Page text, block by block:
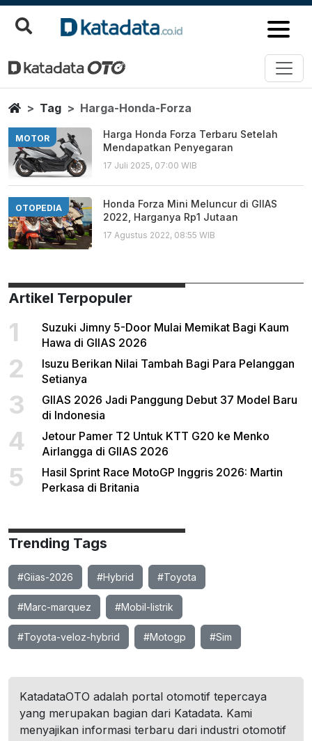
Harga Honda Forza
Berita Terbaru
HomeTag Harga-Honda-Forza
MOTOR
Harga Honda Forza Terbaru Setelah
Mendapatkan Penyegaran
17 Juli 2025, 07:00 WIB
OTOPEDIA
Honda Forza Mini Meluncur di GIIAS
2022, Harganya Rp1 Jutaan
17 Agustus 2022, 08:55 WIB
Artikel Terpopuler
1
Suzuki Jimny 5-Door Mulai Memikat Bagi Kaum
Hawa di GIIAS 2026
2
Isuzu Berikan Nilai Tambah Bagi Para Pelanggan
Setianya
3
GIIAS 2026 Jadi Panggung Debut 37 Model Baru
di Indonesia
4
Jetour Pamer T2 Untuk KTT G20 ke Menko
Airlangga di GIIAS 2026
5
Hasil Sprint Race MotoGP Inggris 2026: Martin
Perkasa di Britania
Trending Tags
#Giias-2026 #Hybrid #Toyota
#Marc-marquez #Mobil-listrik
#Toyota-veloz-hybrid #Motogp #Sim
KatadataOTO adalah portal otomotif tepercaya
yang merupakan bagian dari Katadata. Kami
menyajikan informasi terbaru dari industri otomotif